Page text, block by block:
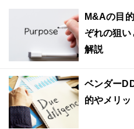
M&Aの目
ぞれの狙
解説
ベンダー
的やメリ